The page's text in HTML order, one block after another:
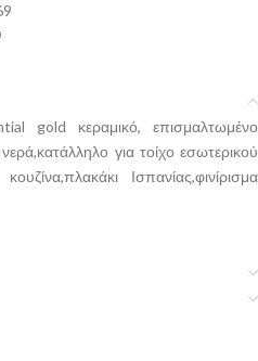
gold κεραμικό, επισμαλτωμένο
για τοίχο εσωτερικού
Ισπανίας,φινίρισμα